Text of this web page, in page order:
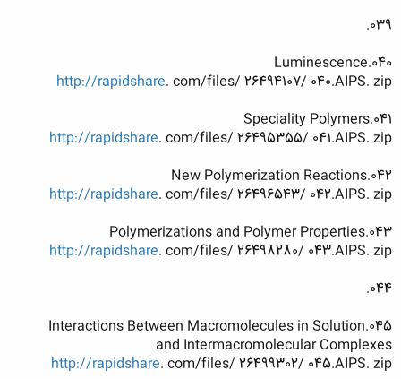
039.
040.Luminescence
http://rapidshare. com/files/ 26494107/ 040.AIPS. zip
041.Speciality Polymers
http://rapidshare. com/files/ 26495355/ 041.AIPS. zip
042.New Polymerization Reactions
http://rapidshare. com/files/ 26496543/ 042.AIPS. zip
043.Polymerizations and Polymer Properties
http://rapidshare. com/files/ 26498280/ 043.AIPS. zip
044.
045.Interactions Between Macromolecules in Solution
and Intermacromolecular Complexes
http://rapidshare. com/files/ 26499302/ 045.AIPS. zip